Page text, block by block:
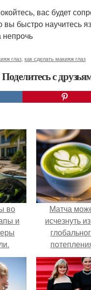
вас будет
вы быстро научитесь
непрочь
глаз как сделать макияж глаз
с
во
и
Матча
исчезнуть